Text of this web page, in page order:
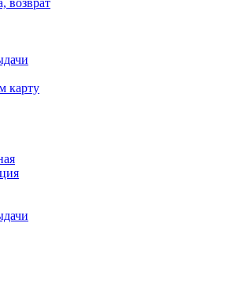
возврат
карту